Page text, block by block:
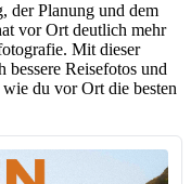
der Planung und dem
vor Ort deutlich mehr
Mit dieser
bessere Reisefotos und
du vor Ort die besten